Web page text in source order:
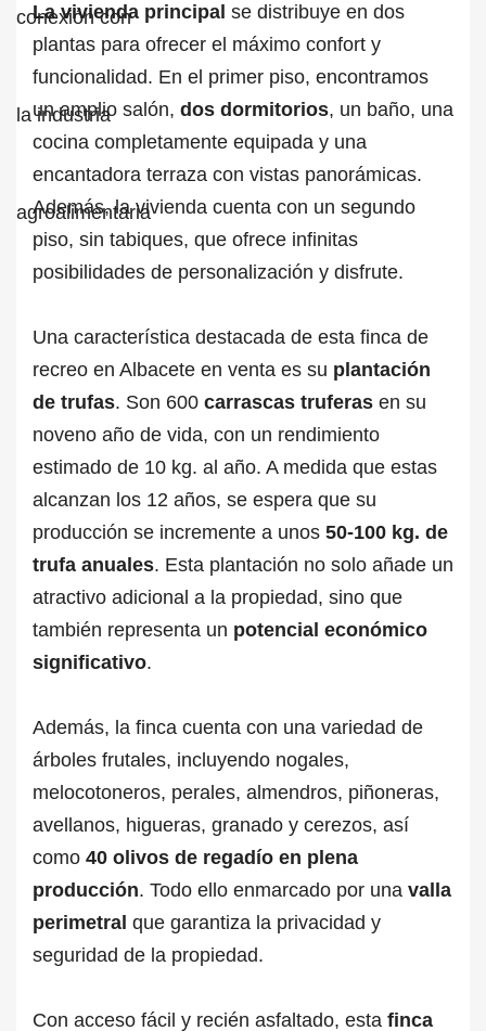
La vivienda principal se distribuye en dos
plantas para ofrecer el máximo confort y
funcionalidad. En el primer piso, encontramos
un amplio salón, dos dormitorios, un baño, una
cocina completamente equipada y una
encantadora terraza con vistas panorámicas.
Además, la vivienda cuenta con un segundo
piso, sin tabiques, que ofrece infinitas
posibilidades de personalización y disfrute.
Una característica destacada de esta finca de
recreo en Albacete en venta es su plantación
de trufas. Son 600 carrascas truferas en su
noveno año de vida, con un rendimiento
estimado de 10 kg. al año. A medida que estas
alcanzan los 12 años, se espera que su
producción se incremente a unos 50-100 kg. de
trufa anuales. Esta plantación no solo añade un
atractivo adicional a la propiedad, sino que
también representa un potencial económico
significativo.
Además, la finca cuenta con una variedad de
árboles frutales, incluyendo nogales,
melocotoneros, perales, almendros, piñoneras,
avellanos, higueras, granado y cerezos, así
como 40 olivos de regadío en plena
producción. Todo ello enmarcado por una valla
perimetral que garantiza la privacidad y
seguridad de la propiedad.
Con acceso fácil y recién asfaltado, esta finca